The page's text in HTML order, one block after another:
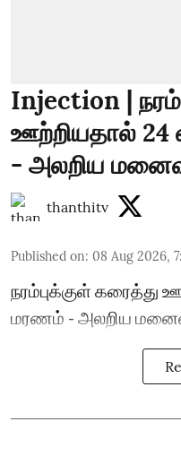
Injection |
ஊற்றியதால்
- அலறிய
thanthitv
Published on: 08 Aug 2026,
நரம்புக்குள் கரைத்து
மரணம் - அலறிய